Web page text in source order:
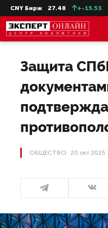
27.48 +-15.53
Защита
ОБЩЕСТВО 20 окт 2025